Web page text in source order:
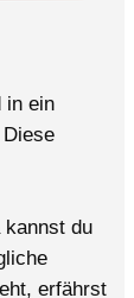
in ein
kannst du
erfährst